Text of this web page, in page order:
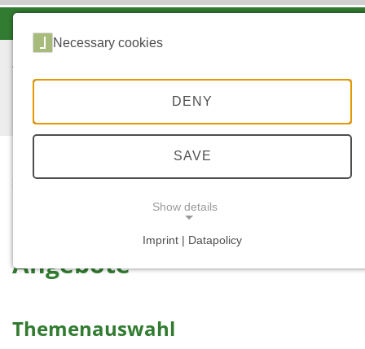
STARTSEITE
...
Angebote
Themenauswahl
Necessary cookies
DENY
SAVE
Show details
Imprint | Datapolicy